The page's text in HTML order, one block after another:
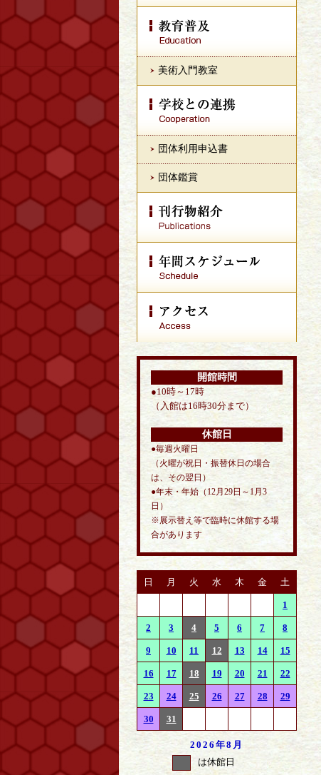
美術入門教室
団体利用申込書
団体鑑賞
開館時間
●10時～17時
（入館は16時30分まで）
休館日
●毎週火曜日
（火曜が祝日・振替休日の場合
は、その翌日）
●年末・年始（12月29日～1月3
日）
※展示替え等で臨時に休館する場
合があります
日 月 火 水 木 金 土
1
2 3 4 5 6 7 8
9 10 11 12 13 14 15
16 17 18 19 20 21 22
23 24 25 26 27 28 29
30 31
2026年8月
は休館日